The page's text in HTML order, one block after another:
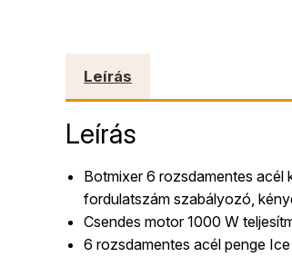
Leírás
Leírás
Botmixer 6 rozsdamentes acél
fordulatszám szabályozó,
Csendes motor 1000 W
6 rozsdamentes acél penge